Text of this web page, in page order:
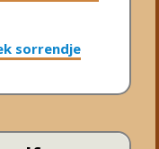
sorrendje